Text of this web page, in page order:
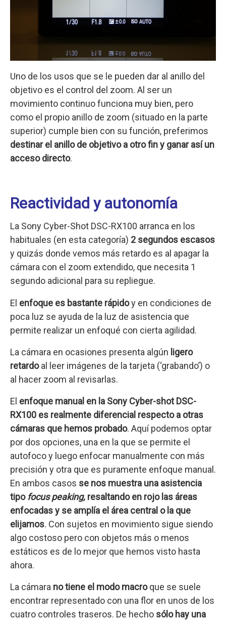
Uno de los usos que se le pueden dar al anillo del
objetivo es el control del zoom. Al ser un
movimiento continuo funciona muy bien, pero
como el propio anillo de zoom (situado en la parte
superior) cumple bien con su función, preferimos
destinar el anillo de objetivo a otro fin y ganar así un
acceso directo.
Reactividad y autonomía
La Sony Cyber-Shot DSC-RX100 arranca en los
habituales (en esta categoría) 2 segundos escasos
y quizás donde vemos más retardo es al apagar la
cámara con el zoom extendido, que necesita 1
segundo adicional para su repliegue.
El enfoque es bastante rápidoy en condiciones de
poca luz se ayuda de la luz de asistencia que
permite realizar un enfoqué con cierta agilidad.
La cámara en ocasiones presenta algún ligero
retardoal leer imágenes de la tarjeta (‘grabando’) o
al hacer zoom al revisarlas.
El enfoque manual en la Sony Cyber-shot DSC-
RX100 es realmente diferencial respecto a otras
cámaras que hemos probado. Aquí podemos optar
por dos opciones, una en la que se permite el
autofoco y luego enfocar manualmente con más
precisión y otra que es puramente enfoque manual.
En ambos casos se nos muestra una asistencia
tipo focus peaking, resaltando en rojo las áreas
enfocadas y se amplía el área central o la que
elijamos. Con sujetos en movimiento sigue siendo
algo costoso pero con objetos más o menos
estáticos es de lo mejor que hemos visto hasta
ahora.
La cámara no tiene el modo macroque se suele
encontrar representado con una flor en unos de los
cuatro controles traseros. De hecho sólo hay una